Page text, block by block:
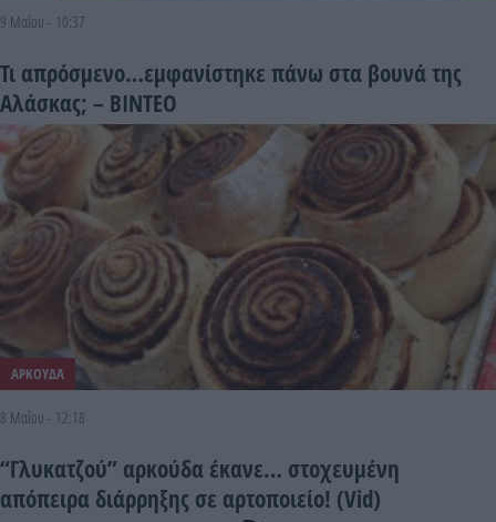
9 Μαΐου - 10:37
Τι απρόσμενο…εμφανίστηκε πάνω στα βουνά της
Αλάσκας; – ΒΙΝΤΕΟ
ΑΡΚΟΥΔΑ
8 Μαΐου - 12:18
“Γλυκατζού” αρκούδα έκανε… στοχευμένη
απόπειρα διάρρηξης σε αρτοποιείο! (Vid)